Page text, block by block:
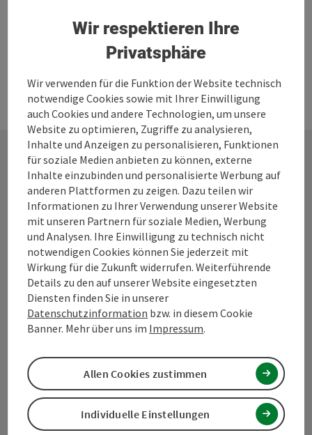
Kontakt
Tourismusverband Mühlviertel
Hauptplatz 19
4190 Bad Leonfelden
+43 5 07263 - 100
info@muehlviertel.at
Wir respektieren Ihre
Privatsphäre
Wir verwenden für die Funktion der Website technisch
notwendige Cookies sowie mit Ihrer Einwilligung
auch Cookies und andere Technologien, um unsere
Website zu optimieren, Zugriffe zu analysieren,
Inhalte und Anzeigen zu personalisieren, Funktionen
für soziale Medien anbieten zu können, externe
Inhalte einzubinden und personalisierte Werbung auf
anderen Plattformen zu zeigen. Dazu teilen wir
Informationen zu Ihrer Verwendung unserer Website
mit unseren Partnern für soziale Medien, Werbung
und Analysen. Ihre Einwilligung zu technisch nicht
notwendigen Cookies können Sie jederzeit mit
Wirkung für die Zukunft widerrufen. Weiterführende
Details zu den auf unserer Website eingesetzten
Diensten finden Sie in unserer
Datenschutzinformation bzw. in diesem Cookie
Banner. Mehr über uns im Impressum.
Individuelle Einstellungen
Allen Cookies zustimmen